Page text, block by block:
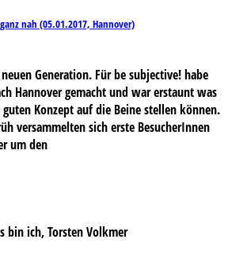
nah (05.01.2017, Hannover)
Generation. Für be subjective! habe
Hannover gemacht und war erstaunt was
Konzept auf die Beine stellen können.
versammelten sich erste BesucherInnen
um den